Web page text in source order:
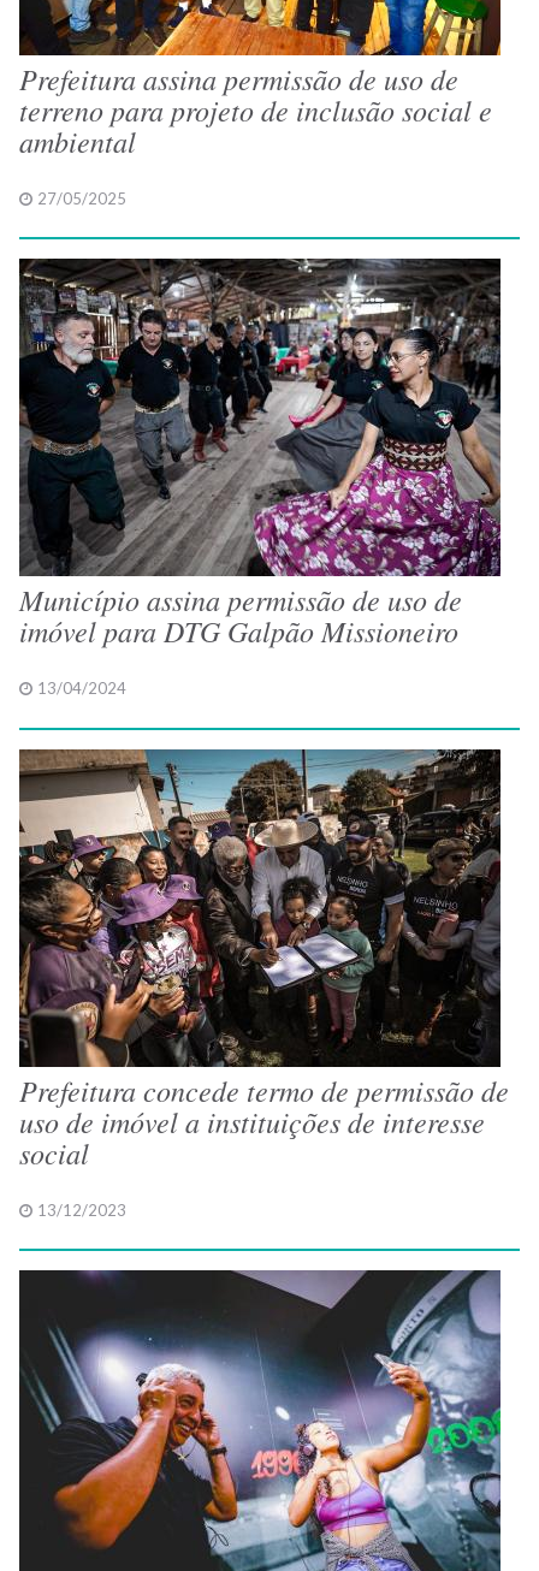
Prefeitura assina permissão de uso de
terreno para projeto de inclusão social e
ambiental
27/05/2025
Município assina permissão de uso de
imóvel para DTG Galpão Missioneiro
13/04/2024
Prefeitura concede termo de permissão de
uso de imóvel a instituições de interesse
social
13/12/2023